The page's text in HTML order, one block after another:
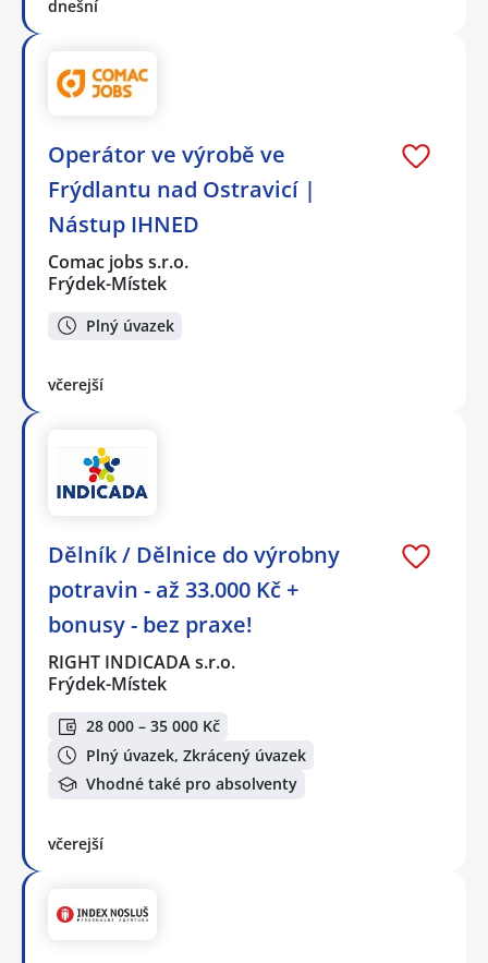
dnešní
Operátor ve výrobě ve
Frýdlantu nad Ostravicí |
Nástup IHNED
Comac jobs s.r.o.
Frýdek-Místek
Plný úvazek
včerejší
Dělník / Dělnice do výrobny
potravin - až 33.000 Kč +
bonusy - bez praxe!
RIGHT INDICADA s.r.o.
Frýdek-Místek
28 000 – 35 000 Kč
Plný úvazek, Zkrácený úvazek
Vhodné také pro absolventy
včerejší